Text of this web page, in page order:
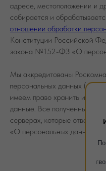
адресе, местоположении и
собирается и
отношении обработки
Конституции Российской
закона №152-ФЗ «О
Мы аккредитованы
персональных данных (
имеем право хранить и
данные. Все полученные
серверах, которые
«О персональных данных».